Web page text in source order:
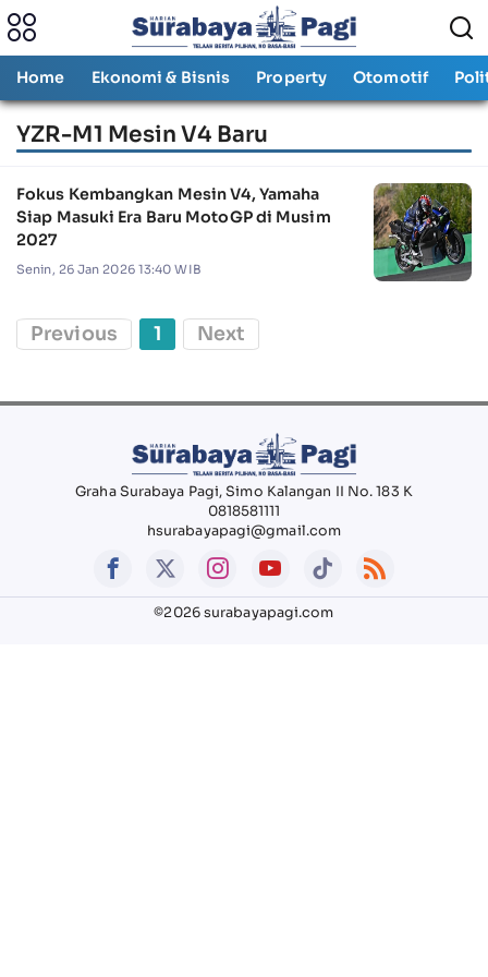
Home Ekonomi & Bisnis Property Otomotif
YZR-M1 Mesin V4 Baru
Fokus Kembangkan Mesin V4, Yamaha
Siap Masuki Era Baru MotoGP di Musim
2027
Senin, 26 Jan 2026 13:40 WIB
Previous 1 Next
Graha Surabaya Pagi, Simo Kalangan II No. 183 K
0818581111
hsurabayapagi@gmail.com
©2026 surabayapagi.com